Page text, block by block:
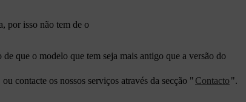
por isso não tem de o
que o modelo que tem seja mais antigo que a versão do
ou contacte os nossos serviços através da secção " Contacto ".